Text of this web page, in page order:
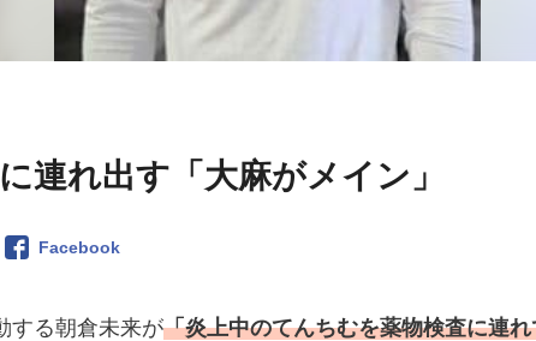
連れ出す「大麻がメイン」
Facebook
する朝倉未来が「炎上中のてんちむを薬物検査に連れ